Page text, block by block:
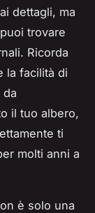
dettagli, ma
trovare
Ricorda
la facilità di
il tuo albero,
ti
molti anni a
è solo una